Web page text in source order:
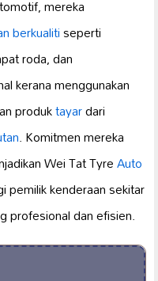
mereka
berkualitiseperti
roda, dan
kerana menggunakan
produktayardari
. Komitmen mereka
Wei Tat TyreAuto
pemilik kenderaan sekitar
profesional dan efisien.